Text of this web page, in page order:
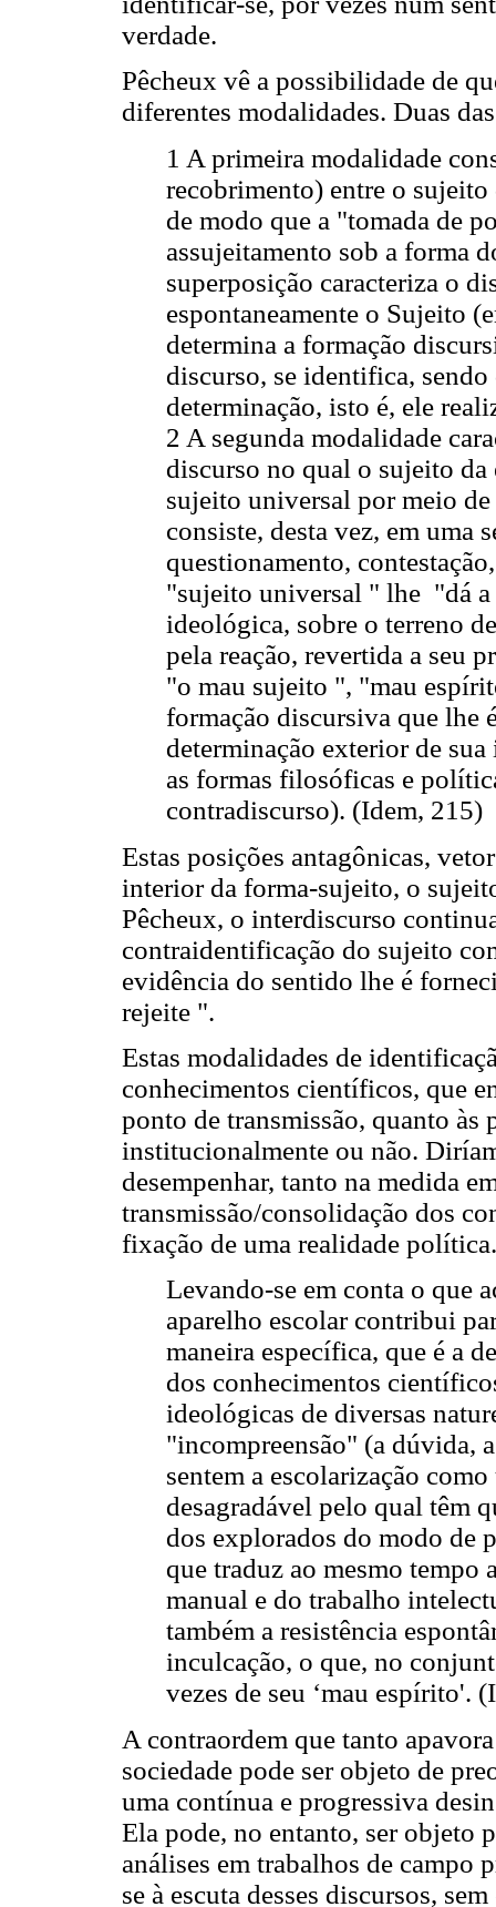
verdade.
Pêcheux vê a possibilidade de
diferentes modalidades. Duas
1 A primeira modalidade
recobrimento) entre o
de modo que a "tomada de
assujeitamento sob a forma
superposição caracteriza o
espontaneamente o Sujeito
determina a formação
discurso, se identifica,
determinação, isto é, ele
2 A segunda modalidade
discurso no qual o sujeito
sujeito universal por meio
consiste, desta vez, em uma
questionamento,
"sujeito universal " lhe "dá a
ideológica, sobre o terreno
pela reação, revertida a seu
"o mau sujeito ", "mau
formação discursiva que lhe
determinação exterior de
as formas filosóficas e
contradiscurso). (Idem, 215)
Estas posições antagônicas,
interior da forma-sujeito, o
Pêcheux, o interdiscurso
contraidentificação do sujeito
evidência do sentido lhe é
rejeite ".
Estas modalidades de
conhecimentos científicos, que
ponto de transmissão, quanto às
institucionalmente ou não.
desempenhar, tanto na medida
transmissão/consolidação dos
fixação de uma realidade política.
Levando-se em conta o que
aparelho escolar contribui
maneira específica, que é a
dos conhecimentos
ideológicas de diversas
"incompreensão" (a dúvida,
sentem a escolarização
desagradável pelo qual têm
dos explorados do modo de
que traduz ao mesmo tempo
manual e do trabalho
também a resistência
inculcação, o que, no
vezes de seu ‘mau espírito'.
A contraordem que tanto
sociedade pode ser objeto de
uma contínua e progressiva
Ela pode, no entanto, ser objeto
análises em trabalhos de campo
se à escuta desses discursos,